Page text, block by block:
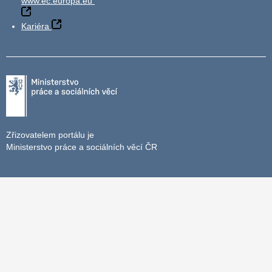
Kariéra
Zřizovatelem portálu je
Ministerstvo práce a sociálních věcí ČR